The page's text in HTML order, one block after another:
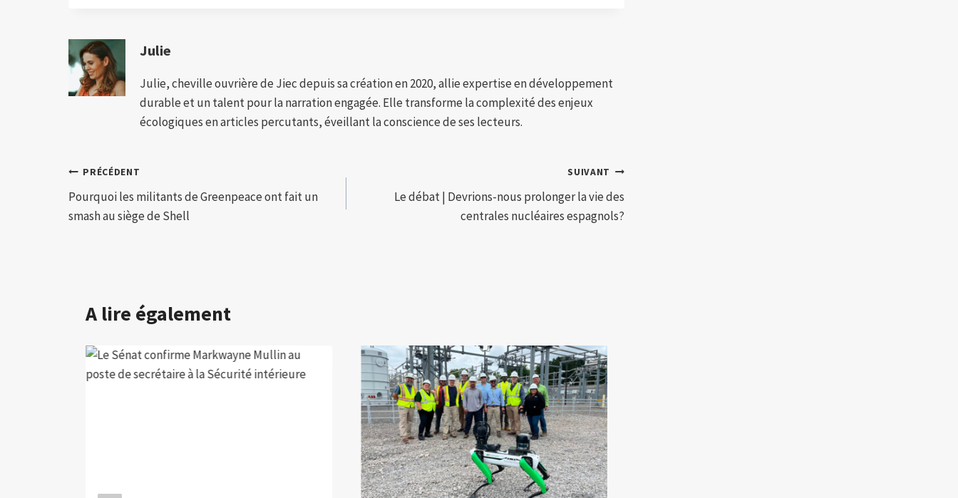
Julie
Julie, cheville ouvrière de Jiec depuis sa création en 2020, allie expertise en développement
durable et un talent pour la narration engagée. Elle transforme la complexité des enjeux
écologiques en articles percutants, éveillant la conscience de ses lecteurs.
Navigation
de
PRÉCÉDENT
Pourquoi les militants de Greenpeace ont fait un
smash au siège de Shell
SUIVANT
Le débat | Devrions-nous prolonger la vie des
centrales nucléaires espagnols?
A lire également